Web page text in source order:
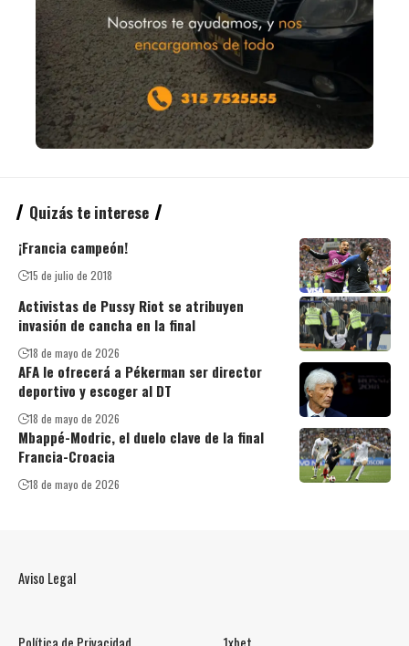
Quizás te interese
¡Francia campeón!
15 de julio de 2018
Activistas de Pussy Riot se atribuyen
invasión de cancha en la final
18 de mayo de 2026
AFA le ofrecerá a Pékerman ser director
deportivo y escoger al DT
18 de mayo de 2026
Mbappé-Modric, el duelo clave de la final
Francia-Croacia
18 de mayo de 2026
Aviso Legal